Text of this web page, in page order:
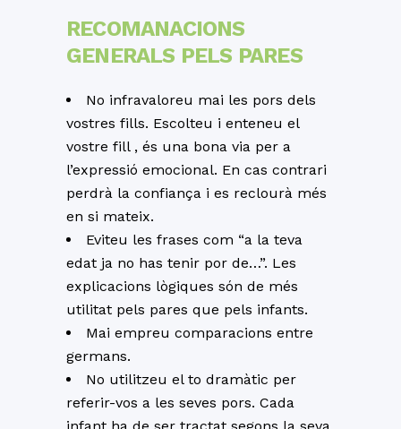
RECOMANACIONS
GENERALS PELS PARES
No infravaloreu mai les pors dels
vostres fills. Escolteu i enteneu el
vostre fill , és una bona via per a
l’expressió emocional. En cas contrari
perdrà la confiança i es reclourà més
en si mateix.
Eviteu les frases com “a la teva
edat ja no has tenir por de…”. Les
explicacions lògiques són de més
utilitat pels pares que pels infants.
Mai empreu comparacions entre
germans.
No utilitzeu el to dramàtic per
referir-vos a les seves pors. Cada